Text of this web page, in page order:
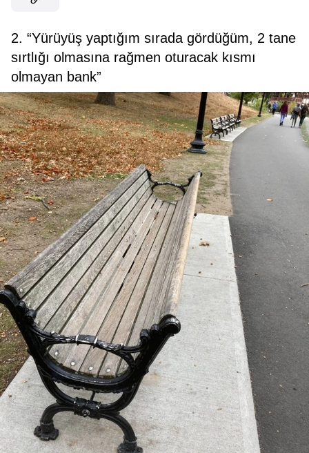
2. “Yürüyüş yaptığım sırada gördüğüm, 2 tane
sırtlığı olmasına rağmen oturacak kısmı
olmayan bank”